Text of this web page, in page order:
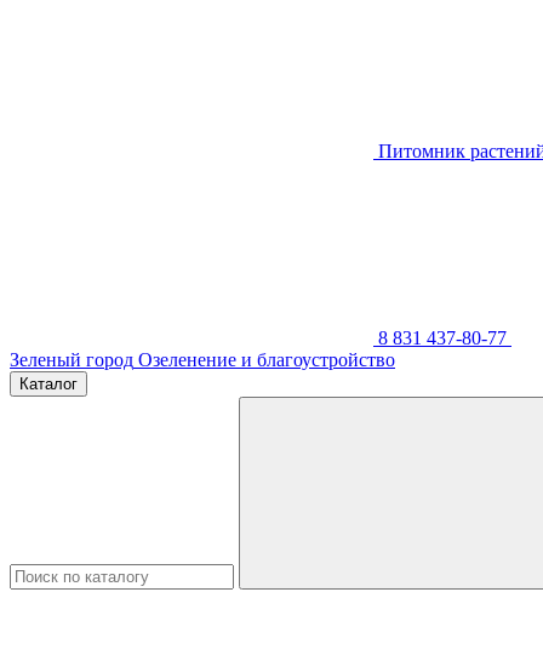
Питомник
8 831 437-80-77
Зеленый город Озеленение и благоустройство
Каталог